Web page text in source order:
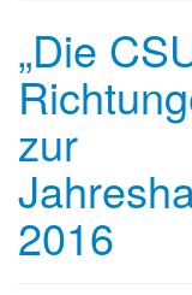
„Die
zur
2016